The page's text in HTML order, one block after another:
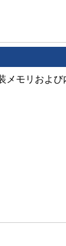
モリおよび